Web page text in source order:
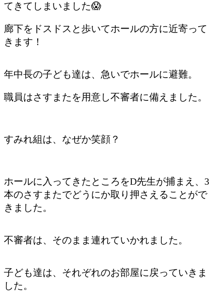
てきてしまいました😱
廊下をドスドスと歩いてホールの方に近寄って
きます！
年中長の子ども達は、急いでホールに避難。
職員はさすまたを用意し不審者に備えました。
すみれ組は、なぜか笑顔？
ホールに入ってきたところをD先生が捕まえ、3
本のさすまたでどうにか取り押さえることがで
きました。
不審者は、そのまま連れていかれました。
子ども達は、それぞれのお部屋に戻っていきま
した。